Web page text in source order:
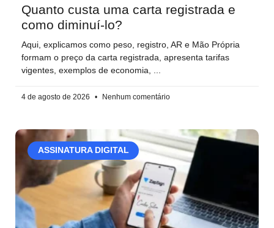
Quanto custa uma carta registrada e
como diminuí-lo?
Aqui, explicamos como peso, registro, AR e Mão Própria
formam o preço da carta registrada, apresenta tarifas
vigentes, exemplos de economia,
4 de agosto de 2026 Nenhum comentário
ASSINATURA DIGITAL